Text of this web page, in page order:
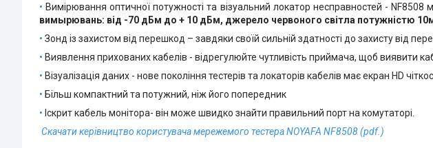
• Вимірювання оптичної потужності та візуальний локатор несправностей -
вимырювань: від -70 дБм до + 10 дБм, джерело червоного світла потужністю
• Зонд із захистом від перешкод – завдяки своїй сильній здатності до захисту від
• Виявлення прихованих кабелів - відрегулюйте чутливість приймача, щоб виявити
• Візуалізація даних - нове покоління тестерів та локаторів кабелів має екран HD
• Більш компактний та потужний, ніж його попередник
• Іскрит кабель монітора- він може швидко знайти правильний порт на комутаторі.
Скачати керівництво користувача мережемого тестера NOYAFA NF8508 (pdf.)